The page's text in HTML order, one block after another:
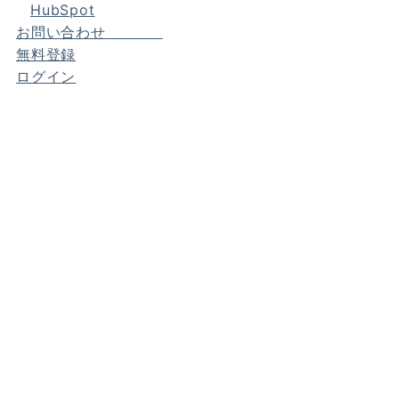
HubSpot
お問い合わせ
無料登録
ログイン